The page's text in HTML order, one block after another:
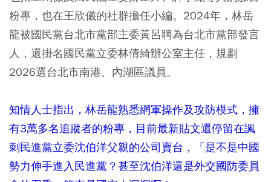
粉專，也在王欣儀的社群擔任小編。2024年，林岳
龍被國民黨台北市黨部主委黃呂聘為台北市黨部發言
人，還掛名國民黨立委林倩綺辦公室主任，規劃
2026選台北市南港、內湖區議員。
知情人士指出，林岳龍熟悉網軍操作及攻防模式，擁
有3萬多名追蹤者的粉專，目前最新貼文還停留在諷
刺民進黨立委沈伯洋父親的公司賣台，「是不是中國
勢力伸手進入民進黨？甚至沈伯洋還是外交國防委員